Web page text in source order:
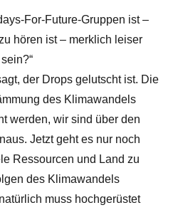
For-Future-Gruppen ist –
hören ist – merklich leiser
der Drops gelutscht ist. Die
des Klimawandels
werden, wir sind über den
Jetzt geht es nur noch
Ressourcen und Land zu
des Klimawandels
muss hochgerüstet